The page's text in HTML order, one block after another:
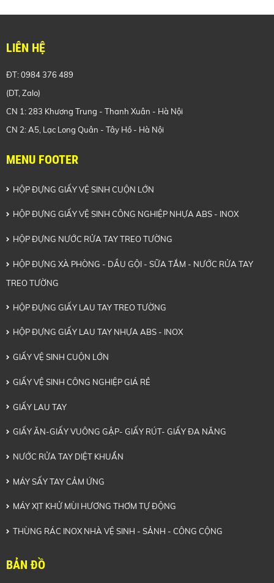
LIÊN HỆ
ĐT: 0984 376 489
(DT, Zalo)
CN 1: 283 Khương Trung - Thanh Xuân - Hà Nội
CN 2: A5, Lạc Long Quân - Tây Hồ - Hà Nội
MENU FOOTER
HỘP ĐỰNG GIẤY VỆ SINH CUỘN LỚN
HỘP ĐỰNG GIẤY VỆ SINH CÔNG NGHIỆP NHỰA ABS - INOX
HỘP ĐỰNG NƯỚC RỬA TAY TREO TƯỜNG
HỘP ĐỰNG XÀ PHÒNG - DẦU GỘI - SỮA TẮM - NƯỚC RỬA TAY
TREO TƯỜNG
HỘP ĐỰNG GIẤY LAU TAY TREO TƯỜNG
HỘP ĐỰNG GIẤY LAU TAY NHỰA ABS - INOX
GIẤY VỆ SINH CUỘN LỚN
GIẤY VỆ SINH CÔNG NGHIỆP GIÁ RẺ
GIẤY LAU TAY
GIẤY ĂN-GIẤY VUÔNG GẬP- GIẤY RÚT- GIẤY ĐA NĂNG
NƯỚC RỬA TAY DIỆT KHUẨN
MÁY SẤY TAY CẢM ỨNG
MÁY XỊT KHỬ MÙI HƯƠNG THƠM TỰ ĐỘNG
THÙNG RÁC INOX NHÀ VỆ SINH - SẢNH - CÔNG CỘNG
BẢN ĐỒ